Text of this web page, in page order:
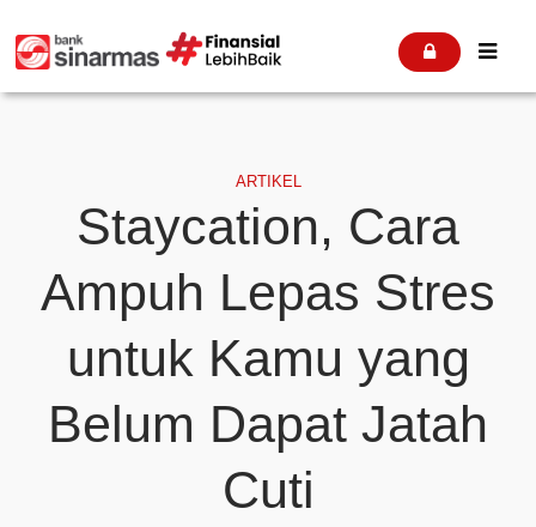
 
ARTIKEL
Staycation, Cara
Ampuh Lepas Stres
untuk Kamu yang
Belum Dapat Jatah
Cuti